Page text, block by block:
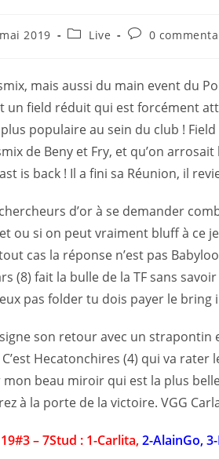
2019 Live 0
mais aussi du main event du
un field réduit qui est forcément
populaire au sein du club !
de Beny et Fry, et qu’on
is back ! Il a fini sa Réunion, il
d’or à se demander
ou si on peut vraiment bluff à ce
cas la réponse n’est pas
(8) fait la bulle de la TF sans
pas folder tu dois payer le bring
son retour avec un strapontin
Hecatonchires (4) qui va
beau miroir qui est la plus
à la porte de la victoire. VGG
– 7Stud : 1-Carlita, 2-AlainGo,